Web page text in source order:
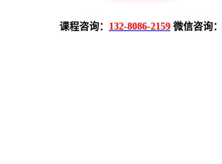
课程咨询： 132-8086-2159 微信咨询：